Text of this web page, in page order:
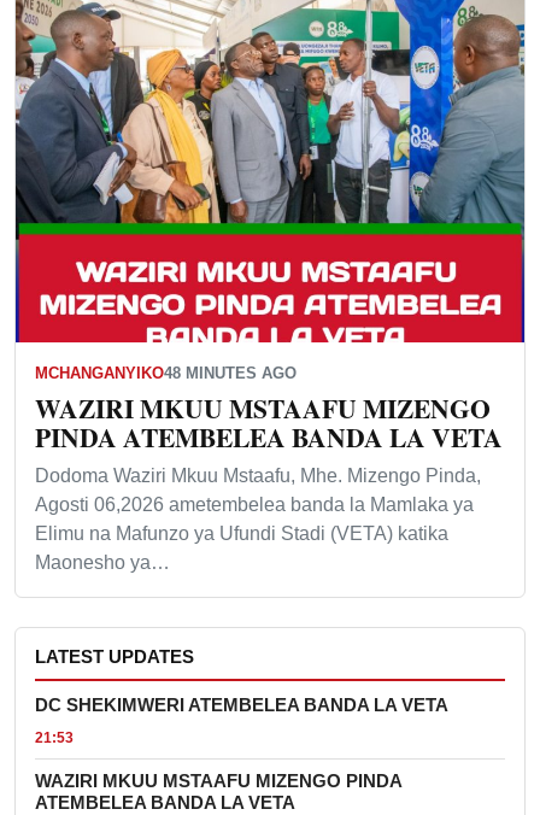
MCHANGANYIKO48 MINUTES AGO
WAZIRI MKUU MSTAAFU MIZENGO
PINDA ATEMBELEA BANDA LA VETA
Dodoma Waziri Mkuu Mstaafu, Mhe. Mizengo Pinda,
Agosti 06,2026 ametembelea banda la Mamlaka ya
Elimu na Mafunzo ya Ufundi Stadi (VETA) katika
Maonesho ya…
LATEST UPDATES
DC SHEKIMWERI ATEMBELEA BANDA LA VETA
21:53
WAZIRI MKUU MSTAAFU MIZENGO PINDA
ATEMBELEA BANDA LA VETA